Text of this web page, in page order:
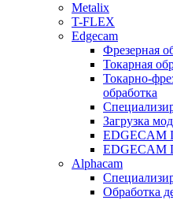
Metalix
T-FLEX
Edgecam
Фрезерная
Токарная
Токарно-
обработка
Загрузка
EDGECAM
EDGECAM
Alphacam
Обработка